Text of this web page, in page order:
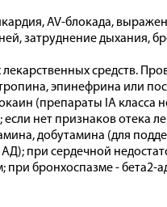
AV-блокада,
затруднение дыхания,
средств.
эпинефрина или
(препараты IA
нет признаков отека
добутамина (для
при сердечной
при бронхоспазме - бета2-